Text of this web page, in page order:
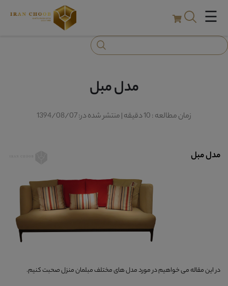
☰
مدل مبل
زمان مطالعه : 10 دقیقه | منتشر شده در: 1394/08/07
مدل مبل
در این مقاله می خواهیم در مورد مدل های مختلف مبلمان منزل صحبت کنیم.